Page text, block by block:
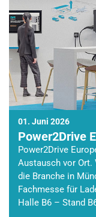
01. Juni 2026
Power2Drive
Power2Drive
Austausch vor
die Branche in
Fachmesse für
Halle B6 – Stand